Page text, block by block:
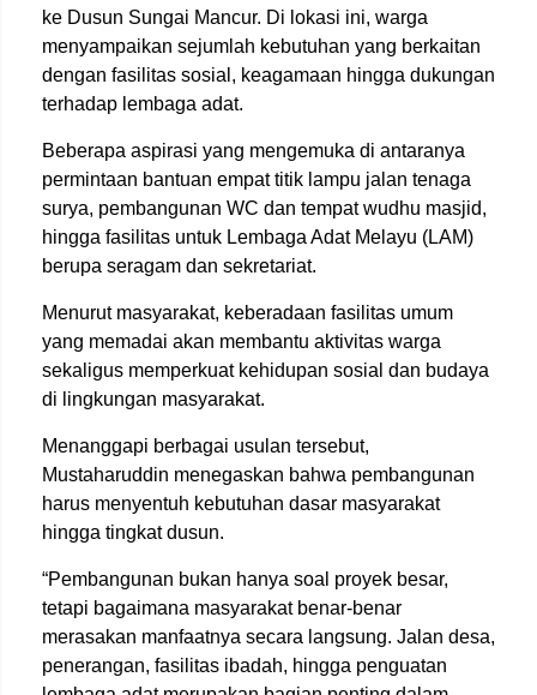
ke Dusun Sungai Mancur. Di lokasi ini, warga
menyampaikan sejumlah kebutuhan yang berkaitan
dengan fasilitas sosial, keagamaan hingga dukungan
terhadap lembaga adat.
Beberapa aspirasi yang mengemuka di antaranya
permintaan bantuan empat titik lampu jalan tenaga
surya, pembangunan WC dan tempat wudhu masjid,
hingga fasilitas untuk Lembaga Adat Melayu (LAM)
berupa seragam dan sekretariat.
Menurut masyarakat, keberadaan fasilitas umum
yang memadai akan membantu aktivitas warga
sekaligus memperkuat kehidupan sosial dan budaya
di lingkungan masyarakat.
Menanggapi berbagai usulan tersebut,
Mustaharuddin menegaskan bahwa pembangunan
harus menyentuh kebutuhan dasar masyarakat
hingga tingkat dusun.
“Pembangunan bukan hanya soal proyek besar,
tetapi bagaimana masyarakat benar-benar
merasakan manfaatnya secara langsung. Jalan desa,
penerangan, fasilitas ibadah, hingga penguatan